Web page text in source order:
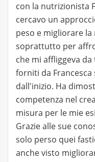
con la nutrizionista
cercavo un
peso e migliorare la
soprattutto per
che mi affliggeva
forniti da
dall'inizio. Ha
competenza nel
misura per le mie
Grazie alle sue
solo perso quei
anche visto